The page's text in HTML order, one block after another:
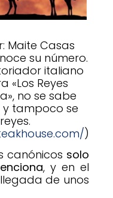
Maite Casas
su número.
italiano
«Los Reyes
no se sabe
tampoco se
)
canónicos solo
, y en el
de unos